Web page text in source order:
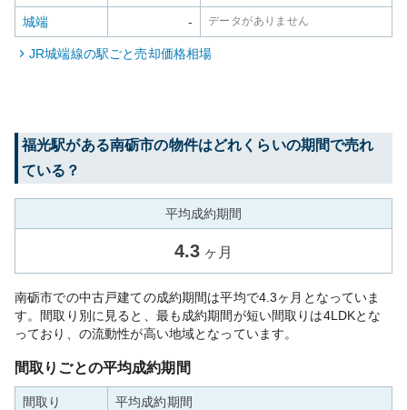
城端 - データがありません
JR城端線の駅ごと売却価格相場
福光駅がある南砺市の物件はどれくらいの期間で売れ
ている？
平均成約期間
4.3 ヶ月
南砺市での中古戸建ての成約期間は平均で4.3ヶ月となっていま
す。間取り別に見ると、最も成約期間が短い間取りは4LDKとな
っており、の流動性が高い地域となっています。
間取りごとの平均成約期間
間取り 平均成約期間